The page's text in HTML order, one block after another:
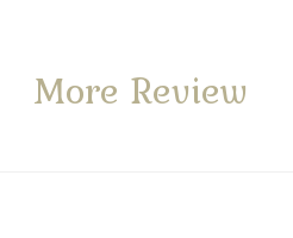
More Review